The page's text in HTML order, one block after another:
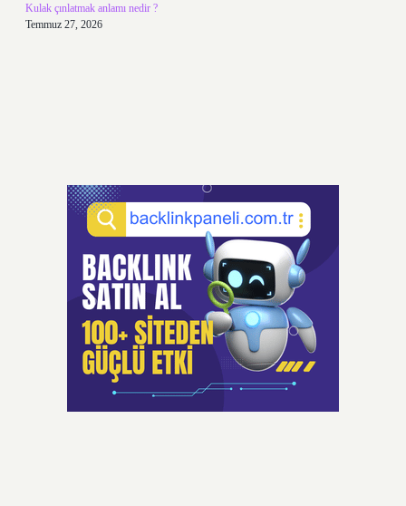
Kulak çınlatmak anlamı nedir ?
Temmuz 27, 2026